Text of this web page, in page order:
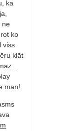
ka
ne
ko
viss
klāt
man!